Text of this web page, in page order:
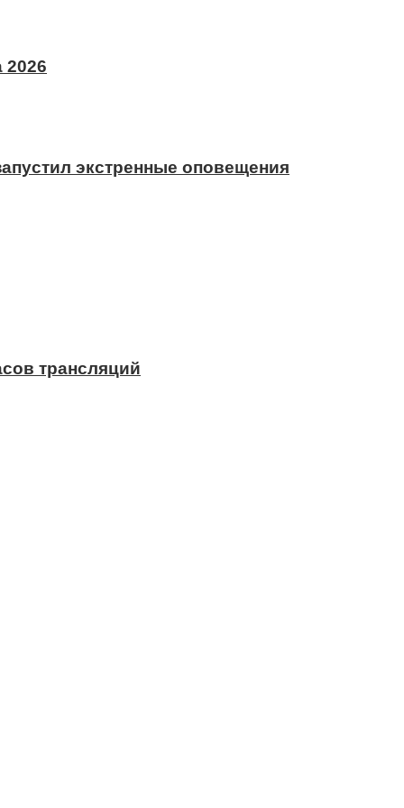
2026
экстренные оповещения
трансляций